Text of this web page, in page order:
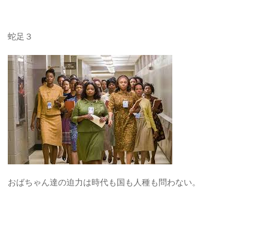
蛇足３
おばちゃん達の迫力は時代も国も人種も問わない。